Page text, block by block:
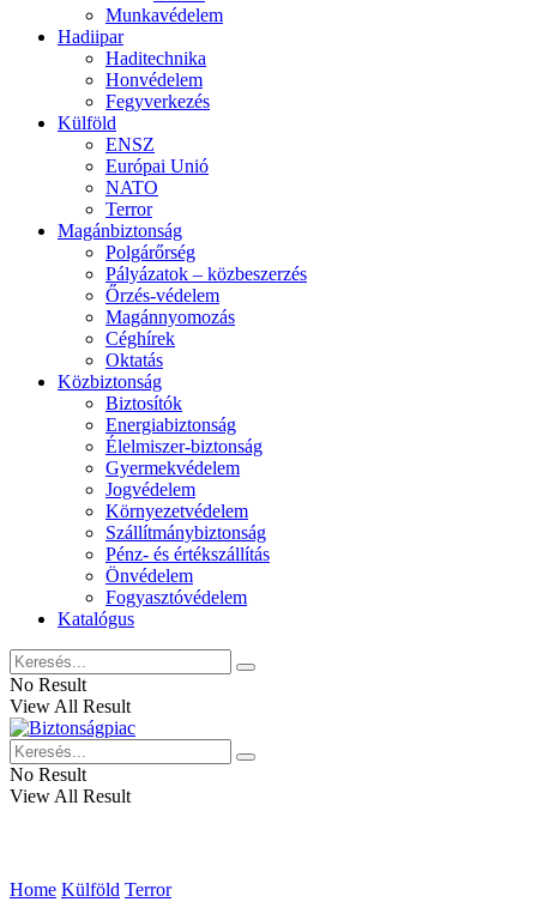
Munkavédelem
Hadiipar
Haditechnika
Honvédelem
Fegyverkezés
Külföld
ENSZ
Európai Unió
NATO
Terror
Magánbiztonság
Polgárőrség
Pályázatok – közbeszerzés
Őrzés-védelem
Magánnyomozás
Céghírek
Oktatás
Közbiztonság
Biztosítók
Energiabiztonság
Élelmiszer-biztonság
Gyermekvédelem
Jogvédelem
Környezetvédelem
Szállítmánybiztonság
Pénz- és értékszállítás
Önvédelem
Fogyasztóvédelem
Katalógus
No Result
View All Result
No Result
View All Result
Home Külföld Terror